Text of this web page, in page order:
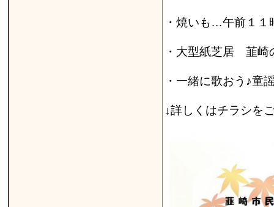
・焼いも…午前１
・大型紙芝居 韮崎
・一緒に歌おう♪童
↓詳しくはチラシを